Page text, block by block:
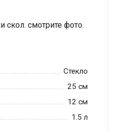
скол. смотрите фото.
Стекло
25 см
12 см
1.5 л